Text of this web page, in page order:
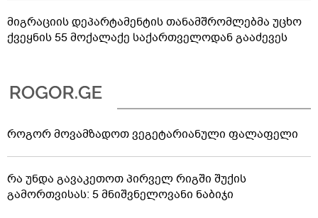
მიგრაციის დეპარტამენტის თანამშრომლებმა უცხო
ქვეყნის 55 მოქალაქე საქართველოდან გააძევეს
როგორ მოვამზადოთ ვეგეტარიანული ფალაფელი
რა უნდა გავაკეთოთ პირველ რიგში შუქის
გამორთვისას: 5 მნიშვნელოვანი ნაბიჯი